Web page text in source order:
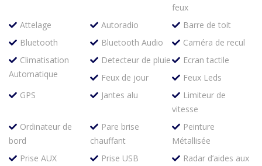
feux
Attelage
Autoradio
Barre de toit
Bluetooth
Bluetooth Audio
Caméra de recul
Climatisation
Automatique
Detecteur de pluie
Ecran tactile
Feux de jour
Feux Leds
GPS
Jantes alu
Limiteur de
vitesse
Ordinateur de
bord
Pare brise
chauffant
Peinture
Métallisée
Prise AUX
Prise USB
Radar d’aides aux